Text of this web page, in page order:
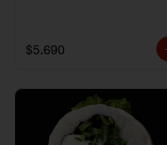
$5.690